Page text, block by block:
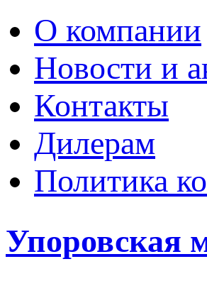
О компании
Новости и
Контакты
Дилерам
Политика
Упоровская